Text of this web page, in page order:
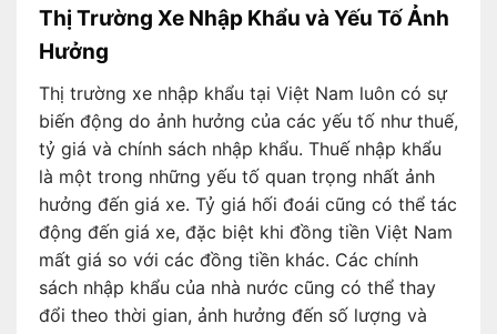
Thị Trường Xe Nhập Khẩu và Yếu Tố Ảnh
Hưởng
Thị trường xe nhập khẩu tại Việt Nam luôn có sự
biến động do ảnh hưởng của các yếu tố như thuế,
tỷ giá và chính sách nhập khẩu. Thuế nhập khẩu
là một trong những yếu tố quan trọng nhất ảnh
hưởng đến giá xe. Tỷ giá hối đoái cũng có thể tác
động đến giá xe, đặc biệt khi đồng tiền Việt Nam
mất giá so với các đồng tiền khác. Các chính
sách nhập khẩu của nhà nước cũng có thể thay
đổi theo thời gian, ảnh hưởng đến số lượng và